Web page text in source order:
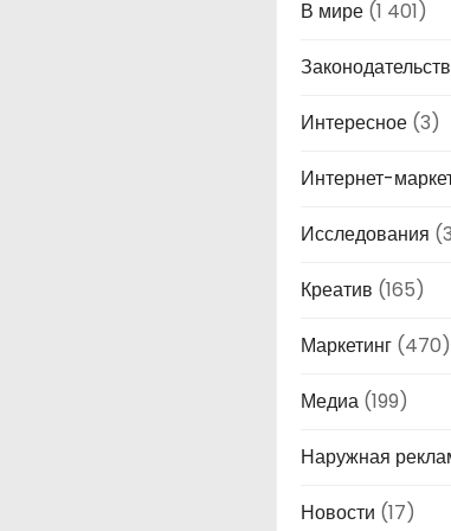
В мире (1 401)
Интересное (3)
Интернет-
Исследования
Креатив (165)
Маркетинг (470)
Медиа (199)
Наружная
Новости (17)